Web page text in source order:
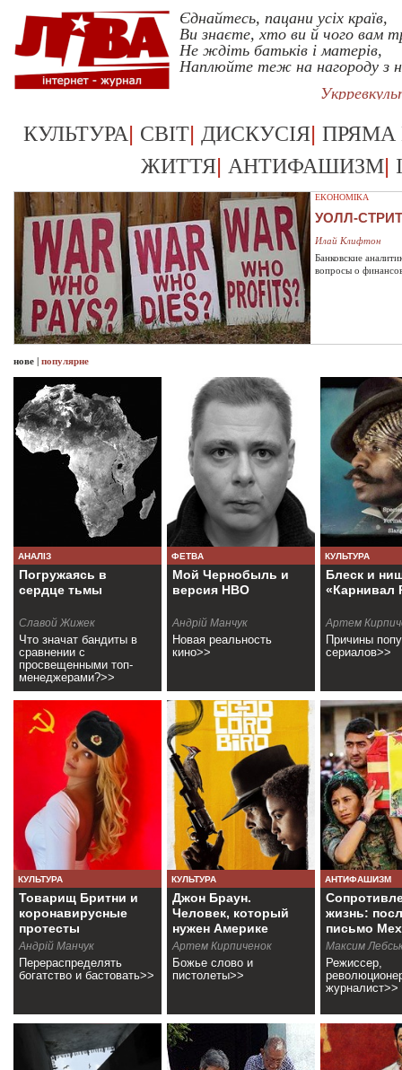
Єднайтесь, пацани усіх країв,
Ви знаєте, хто ви й чого вам
Не ждіть батьків і матерів,
Наплюйте теж на нагороду з
КУЛЬТУРА| СВІТ| ДИСКУСІЯ| ПРЯМА
ЖИТТЯ| АНТИФАШИЗМ|
ЕКОНОМІКА
УОЛЛ-
Илай Клифтон
Банковские
вопросы о
нове | популярне
АНАЛІЗ
Погружаясь в
сердце тьмы
Славой Жижек
Что значат бандиты в
сравнении с
просвещенными топ-
менеджерами?>>
ФЕТВА
Мой Чернобыль и
версия НВО
Андрій Манчук
Новая реальность
кино>>
КУЛЬТУРА
Блеск и
«Карнивал
Артем
Причины
сериалов>>
КУЛЬТУРА
Товарищ Бритни и
коронавирусные
протесты
Андрій Манчук
Перераспределять
богатство и бастовать>>
КУЛЬТУРА
Джон Браун.
Человек, который
нужен Америке
Артем Кирпиченок
Божье слово и
пистолеты>>
АНТИФАШИЗМ
жизнь:
письмо
Аксоя
Максим
Режиссер,
журналист>>